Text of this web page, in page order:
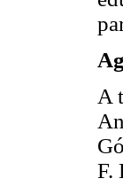
A
F.